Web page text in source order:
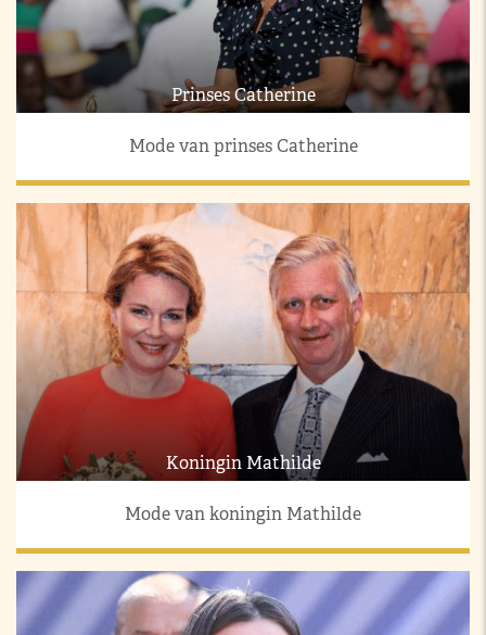
Prinses Catherine
Mode van prinses Catherine
Koningin Mathilde
Mode van koningin Mathilde